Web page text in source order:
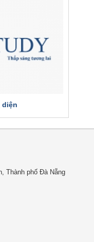
diện
Thành phố Đà Nẵng